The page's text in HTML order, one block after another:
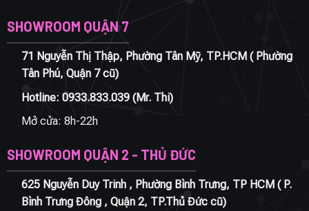
SHOWROOM QUẬN 7
71 Nguyễn Thị Thập, Phường Tân Mỹ, TP.HCM ( Phường
Tân Phú, Quận 7 cũ)
Hotline: 0933.833.039(Mr. Thi)
Mở cửa: 8h-22h
SHOWROOM QUẬN 2 - THỦ ĐỨC
625 Nguyễn Duy Trinh , Phường Bình Trưng, TP HCM ( P.
Bình Trưng Đông , Quận 2, TP.Thủ Đức cũ)